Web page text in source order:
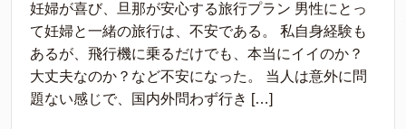
妊婦が喜び、旦那が安心する旅行プラン 男性にとっ
て妊婦と一緒の旅行は、不安である。 私自身経験も
あるが、飛行機に乗るだけでも、本当にイイのか？
大丈夫なのか？など不安になった。 当人は意外に問
題ない感じで、国内外問わず行き […]